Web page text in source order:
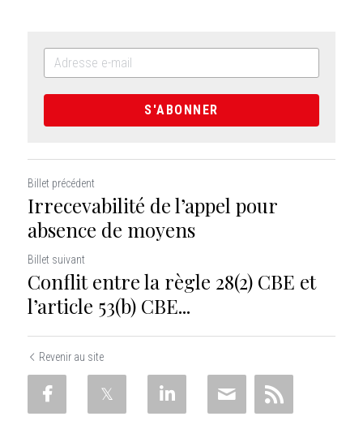
S'ABONNER
Billet précédent
Irrecevabilité de l’appel pour
absence de moyens
Billet suivant
Conflit entre la règle 28(2) CBE et
l’article 53(b) CBE...
Revenir au site